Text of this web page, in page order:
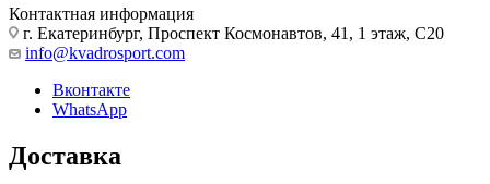
Контактная информация
г. Екатеринбург, Проспект Космонавтов, 41, 1 этаж, С20
info@kvadrosport.com
Вконтакте
WhatsApp
Доставка